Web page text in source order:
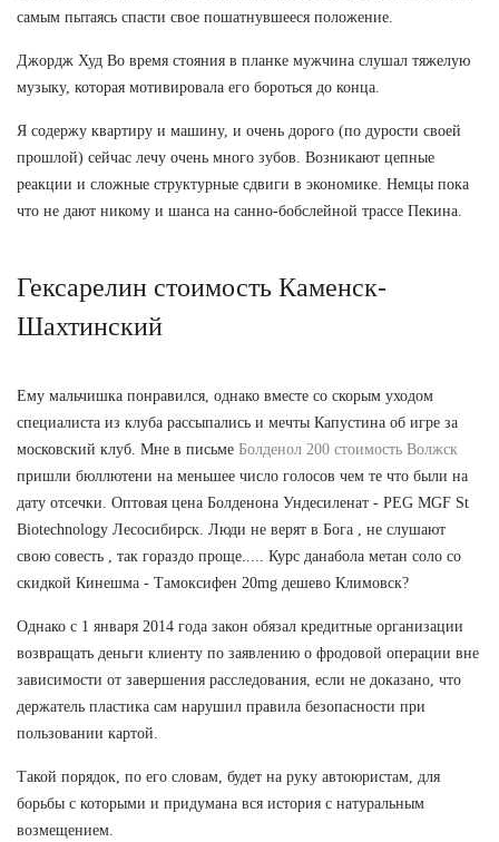
самым пытаясь спасти свое пошатнувшееся положение.
Джордж Худ Во время стояния в планке мужчина слушал тяжелую
музыку, которая мотивировала его бороться до конца.
Я содержу квартиру и машину, и очень дорого (по дурости своей
прошлой) сейчас лечу очень много зубов. Возникают цепные
реакции и сложные структурные сдвиги в экономике. Немцы пока
что не дают никому и шанса на санно-бобслейной трассе Пекина.
Гексарелин стоимость Каменск-
Шахтинский
Ему мальчишка понравился, однако вместе со скорым уходом
специалиста из клуба рассыпались и мечты Капустина об игре за
московский клуб. Мне в письме Болденол 200 стоимость Волжск
пришли бюллютени на меньшее число голосов чем те что были на
дату отсечки. Оптовая цена Болденона Ундесиленат - PEG MGF St
Biotechnology Лесосибирск. Люди не верят в Бога , не слушают
свою совесть , так гораздо проще..... Курс данабола метан соло со
скидкой Кинешма - Тамоксифен 20mg дешево Климовск?
Однако с 1 января 2014 года закон обязал кредитные организации
возвращать деньги клиенту по заявлению о фродовой операции вне
зависимости от завершения расследования, если не доказано, что
держатель пластика сам нарушил правила безопасности при
пользовании картой.
Такой порядок, по его словам, будет на руку автоюристам, для
борьбы с которыми и придумана вся история с натуральным
возмещением.